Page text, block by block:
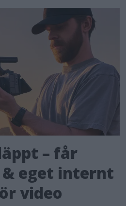
– får
& eget internt
video